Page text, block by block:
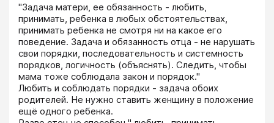
"Задача матери, ее обязанность - любить,
принимать, ребенка в любых обстоятельствах,
принимать ребенка не смотря ни на какое его
поведение. Задача и обязанность отца - не нарушать
свои порядки, последовательность и системность
порядков, логичность (объяснять). Следить, чтобы
мама тоже соблюдала закон и порядок."
Любить и соблюдать порядки - задача обоих
родителей. Не нужно ставить женщину в положение
ещё одного ребенка.